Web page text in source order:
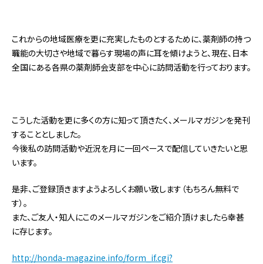
これからの地域医療を更に充実したものとするために、薬剤師の持つ
職能の大切さや地域で暮らす現場の声に耳を傾けようと、現在、日本
全国にある各県の薬剤師会支部を中心に訪問活動を行っております。
こうした活動を更に多くの方に知って頂きたく、メールマガジンを発刊
することとしました。
今後私の訪問活動や近況を月に一回ペースで配信していきたいと思
います。
是非、ご登録頂きますようよろしくお願い致します（もちろん無料で
す）。
また、ご友人・知人にこのメールマガジンをご紹介頂けましたら幸甚
に存じます。
http://honda-magazine.info/form_if.cgi?